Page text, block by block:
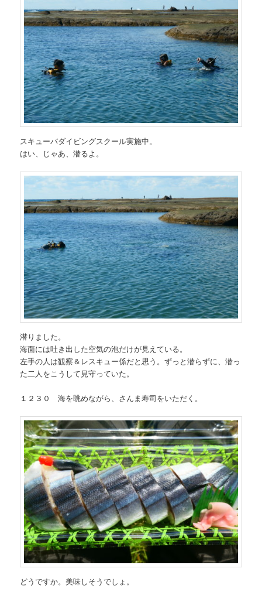
スキューバダイビングスクール実施中。
はい、じゃあ、潜るよ。
潜りました。
海面には吐き出した空気の泡だけが見えている。
左手の人は観察＆レスキュー係だと思う。ずっと潜らずに、潜っ
た二人をこうして見守っていた。
１２３０ 海を眺めながら、さんま寿司をいただく。
どうですか。美味しそうでしょ。